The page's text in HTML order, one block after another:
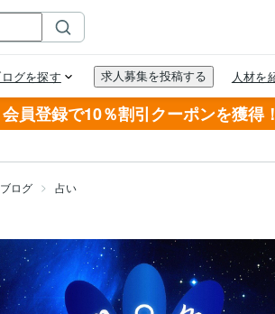
会員登録で10％割引クーポンを獲得！
ブログ 占い